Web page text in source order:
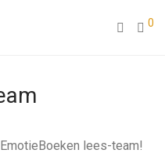
0
lees-team!